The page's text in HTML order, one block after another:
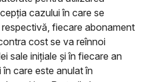
cazului în care se
fiecare abonament
cost se va reînnoi
sale inițiale și în fiecare an
care este anulat în